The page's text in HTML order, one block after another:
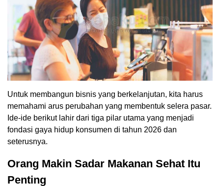
Untuk membangun bisnis yang berkelanjutan, kita harus
memahami arus perubahan yang membentuk selera pasar.
Ide-ide berikut lahir dari tiga pilar utama yang menjadi
fondasi gaya hidup konsumen di tahun 2026 dan
seterusnya.
Orang Makin Sadar Makanan Sehat Itu
Penting